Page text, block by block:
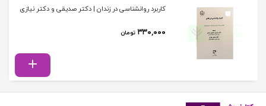
کاربرد روانشناسی در زندان | دکتر صدیقی و دکتر نیازی
۳۳۰,۰۰۰ تومان